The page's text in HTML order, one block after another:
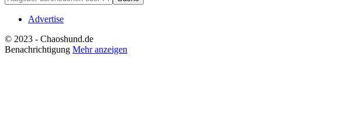
Advertise
© 2023 - Chaoshund.de
Benachrichtigung Mehr anzeigen